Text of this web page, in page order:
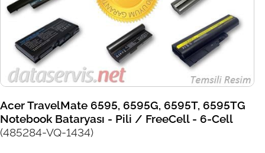
Acer TravelMate 6595, 6595G, 6595T, 6595TG
Notebook Bataryası - Pili / FreeCell - 6-Cell
(485284-VQ-1434)